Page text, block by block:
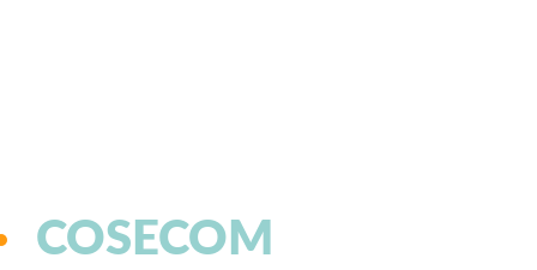
COSECOM